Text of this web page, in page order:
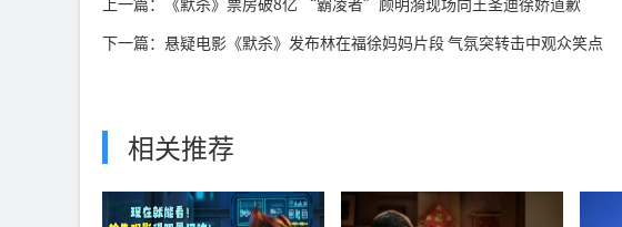
下一篇：悬疑电影《默杀》发布林在福徐妈妈片段 气氛突转击中观众笑点
相关推荐